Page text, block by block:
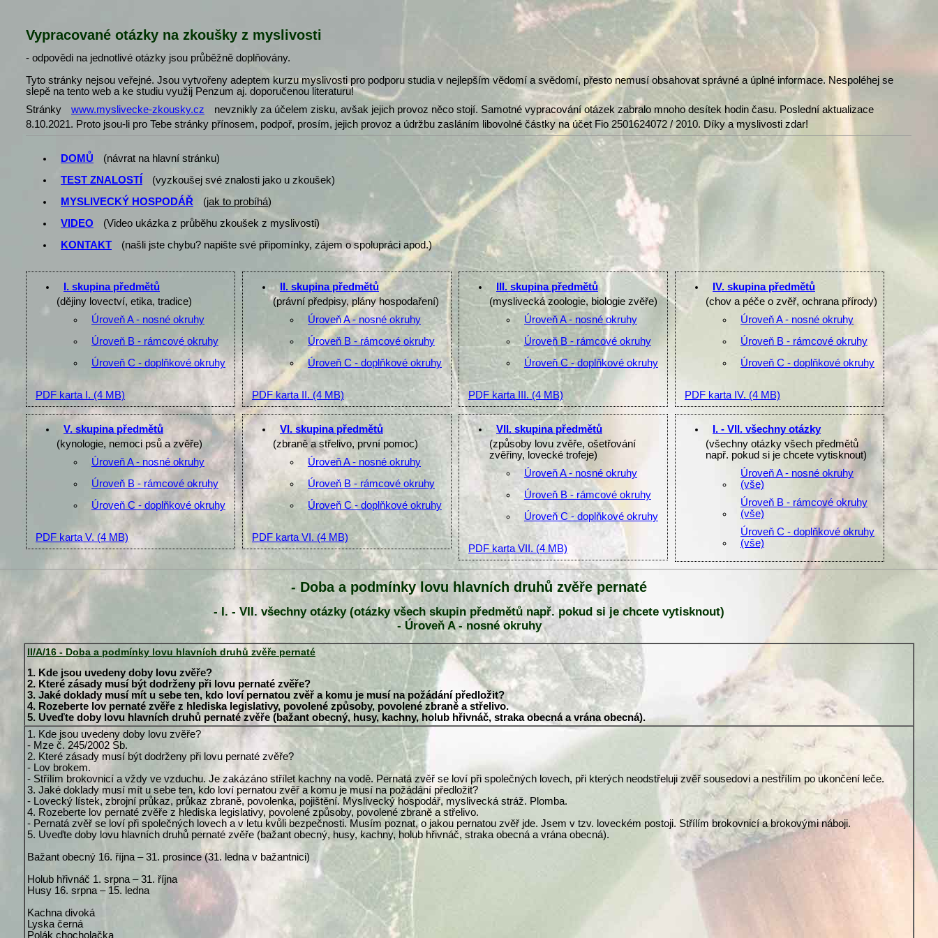
Vypracované otázky na zkoušky z myslivosti
- odpovědi na jednotlivé otázky jsou průběžně doplňovány.
Tyto stránky nejsou veřejné. Jsou vytvořeny adeptem kurzu myslivosti pro podporu studia v nejlepším vědomí a svědomí, přesto nemusí obsahovat správné a úplné informace. Nespoléhej se
slepě na tento web a ke studiu využij Penzum aj. doporučenou literaturu!
Stránky
www.myslivecke-zkousky.cz
nevznikly za účelem zisku, avšak jejich provoz něco stojí. Samotné vypracování otázek zabralo mnoho desítek hodin času. Poslední aktualizace
8.10.2021. Proto jsou-li pro Tebe stránky přínosem, podpoř, prosím, jejich provoz a údržbu zasláním libovolné částky na účet Fio 2501624072 / 2010. Díky a myslivosti zdar!
DOMŮ
(návrat na hlavní stránku)
TEST ZNALOSTÍ
(vyzkoušej své znalosti jako u zkoušek)
MYSLIVECKÝ HOSPODÁŘ
(jak to probíhá)
VIDEO
(Video ukázka z průběhu zkoušek z myslivosti)
KONTAKT
(našli jste chybu? napište své připomínky, zájem o spolupráci apod.)
I. skupina předmětů
(dějiny lovectví, etika, tradice)
Úroveň A - nosné okruhy
Úroveň B - rámcové okruhy
Úroveň C - doplňkové okruhy
PDF karta I. (4 MB)
II. skupina předmětů
(právní předpisy, plány hospodaření)
Úroveň A - nosné okruhy
Úroveň B - rámcové okruhy
Úroveň C - doplňkové okruhy
PDF karta II. (4 MB)
III. skupina předmětů
(myslivecká zoologie, biologie zvěře)
Úroveň A - nosné okruhy
Úroveň B - rámcové okruhy
Úroveň C - doplňkové okruhy
PDF karta III. (4 MB)
IV. skupina předmětů
(chov a péče o zvěř, ochrana přírody)
Úroveň A - nosné okruhy
Úroveň B - rámcové okruhy
Úroveň C - doplňkové okruhy
PDF karta IV. (4 MB)
V. skupina předmětů
(kynologie, nemoci psů a zvěře)
Úroveň A - nosné okruhy
Úroveň B - rámcové okruhy
Úroveň C - doplňkové okruhy
PDF karta V. (4 MB)
VI. skupina předmětů
(zbraně a střelivo, první pomoc)
Úroveň A - nosné okruhy
Úroveň B - rámcové okruhy
Úroveň C - doplňkové okruhy
PDF karta VI. (4 MB)
VII. skupina předmětů
(způsoby lovu zvěře, ošetřování
zvěřiny, lovecké trofeje)
Úroveň A - nosné okruhy
Úroveň B - rámcové okruhy
Úroveň C - doplňkové okruhy
PDF karta VII. (4 MB)
I. - VII. všechny otázky
(všechny otázky všech předmětů
např. pokud si je chcete vytisknout)
Úroveň A - nosné okruhy
(vše)
Úroveň B - rámcové okruhy
(vše)
Úroveň C - doplňkové okruhy
(vše)
- Doba a podmínky lovu hlavních druhů zvěře pernaté
- I. - VII. všechny otázky (otázky všech skupin předmětů např. pokud si je chcete vytisknout)
- Úroveň A - nosné okruhy
II/A/16 - Doba a podmínky lovu hlavních druhů zvěře pernaté
1. Kde jsou uvedeny doby lovu zvěře?
2. Které zásady musí být dodrženy při lovu pernaté zvěře?
3. Jaké doklady musí mít u sebe ten, kdo loví pernatou zvěř a komu je musí na požádání předložit?
4. Rozeberte lov pernaté zvěře z hlediska legislativy, povolené způsoby, povolené zbraně a střelivo.
5. Uveďte doby lovu hlavních druhů pernaté zvěře (bažant obecný, husy, kachny, holub hřivnáč, straka obecná a vrána obecná).
1. Kde jsou uvedeny doby lovu zvěře?
- Mze č. 245/2002 Sb.
2. Které zásady musí být dodrženy při lovu pernaté zvěře?
- Lov brokem.
- Střílím brokovnicí a vždy ve vzduchu. Je zakázáno střílet kachny na vodě. Pernatá zvěř se loví při společných lovech, při kterých neodstřeluji zvěř sousedovi a nestřílím po ukončení leče.
3. Jaké doklady musí mít u sebe ten, kdo loví pernatou zvěř a komu je musí na požádání předložit?
- Lovecký lístek, zbrojní průkaz, průkaz zbraně, povolenka, pojištění. Myslivecký hospodář, myslivecká stráž. Plomba.
4. Rozeberte lov pernaté zvěře z hlediska legislativy, povolené způsoby, povolené zbraně a střelivo.
- Pernatá zvěř se loví při společných lovech a v letu kvůli bezpečnosti. Musím poznat, o jakou pernatou zvěř jde. Jsem v tzv. loveckém postoji. Střílím brokovnicí a brokovými náboji.
5. Uveďte doby lovu hlavních druhů pernaté zvěře (bažant obecný, husy, kachny, holub hřivnáč, straka obecná a vrána obecná).
Bažant obecný 16. října – 31. prosince (31. ledna v bažantnici)
Holub hřivnáč 1. srpna – 31. října
Husy 16. srpna – 15. ledna
Kachna divoká
Lyska černá
Polák chocholačka